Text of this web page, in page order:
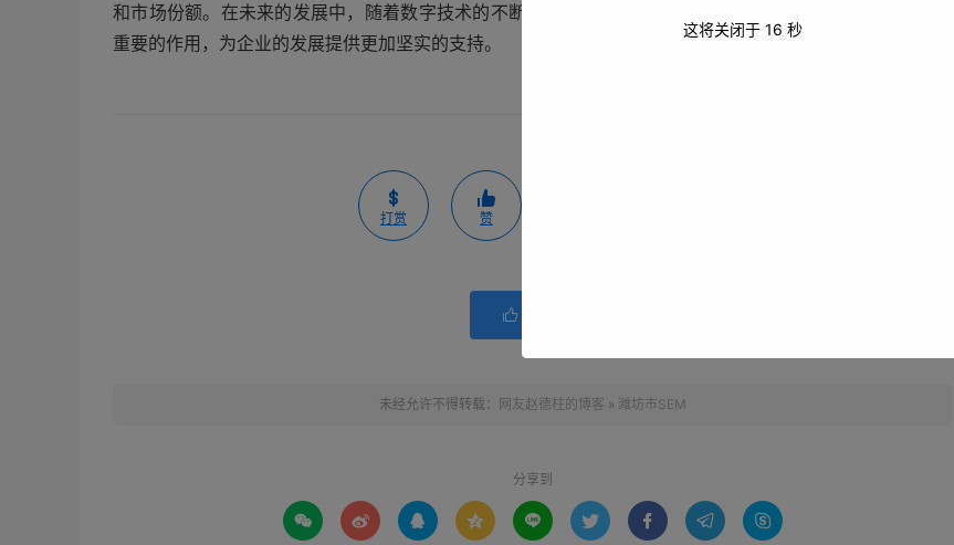
和市场份额。在未来的发展中，随着数字技术的不断进步和市场竞争的日益激烈，潍坊市 SEM 将发挥更加
重要的作用，为企业的发展提供更加坚实的支持。
打赏 赞

未经允许不得转载： 网友赵德柱的博客 » 潍坊市SEM
分享到
        
这将关闭于 15 秒